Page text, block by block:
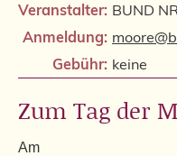
Veranstalter: BUND
Anmeldung:
Gebühr: keine
Zum Tag der
Am